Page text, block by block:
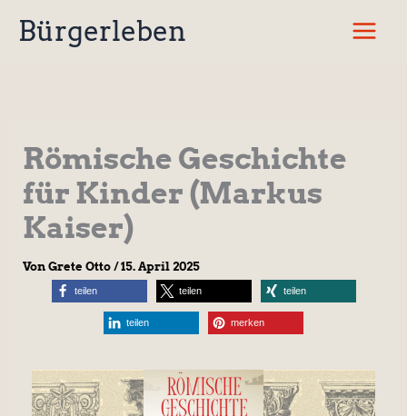
InhaltBürgerleben
Römische Geschichte
für Kinder (Markus
Kaiser)
Von Grete Otto /15. April 2025
teilen teilen teilen
teilen merken